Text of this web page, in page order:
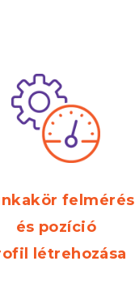
felmérés
és pozíció
létrehozása